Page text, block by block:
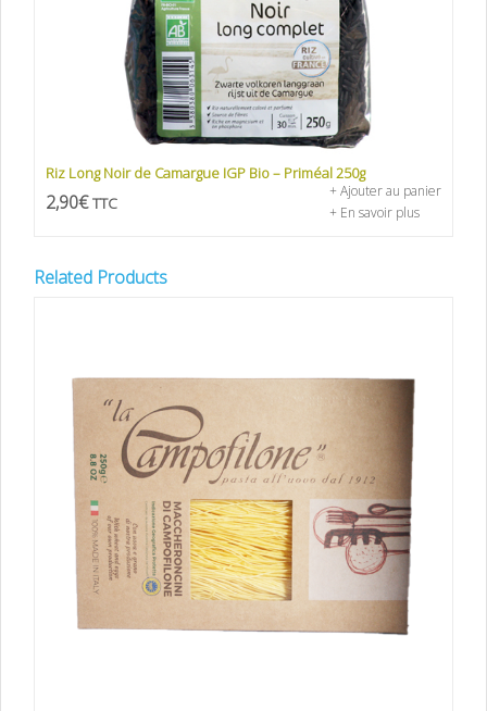
Riz Long Noir de Camargue IGP Bio – Priméal 250g
2,90€ TTC
+ Ajouter au panier
+ En savoir plus
Related Products